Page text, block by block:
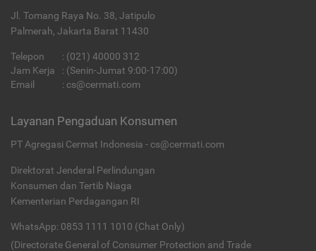
Jl. Tomang Raya No. 38, Jatipulo
Palmerah, Jakarta Barat 11430
Telepon : (021) 40000 312
Jam Kerja
: (Senin-Jumat 9:00-17:00)
Email
: cs@cermati.com
Layanan Pengaduan Konsumen
PT Agregasi Cermat Indonesia - cs@cermati.com
Direktorat Jenderal Perlindungan
Konsumen dan Tertib Niaga
Kementerian Perdagangan RI
WhatsApp: 0853 1111 1010 (Chat Only)
(Directorate General of Consumer Protection and Trade